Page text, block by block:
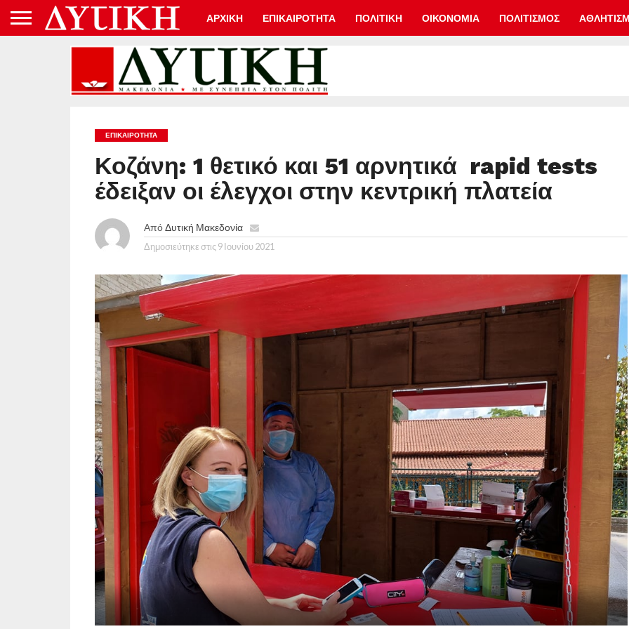
ΑΡΧΙΚΗ ΕΠΙΚΑΙΡΟΤΗΤΑ ΠΟΛΙΤΙΚΗ ΟΙΚΟΝΟΜΙΑ ΠΟΛΙΤΙΣΜΟΣ
ΕΠΙΚΑΙΡΟΤΗΤΑ
Κοζάνη: 1 θετικό και 51 αρνητικά rapid tests
έδειξαν οι έλεγχοι στην κεντρική πλατεία
ΑπόΔυτική Μακεδονία
Δημοσιεύτηκε στις 9 Ιουνίου 2021